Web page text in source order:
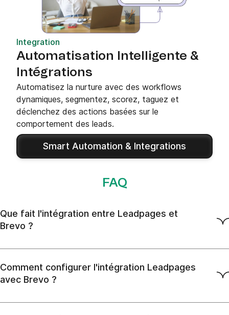
Integration
Automatisation Intelligente &
Intégrations
Automatisez la nurture avec des workflows
dynamiques, segmentez, scorez, taguez et
déclenchez des actions basées sur le
comportement des leads.
Smart Automation & Integrations
FAQ
Que fait l'intégration entre Leadpages et
Brevo ?
Comment configurer l'intégration Leadpages
avec Brevo ?